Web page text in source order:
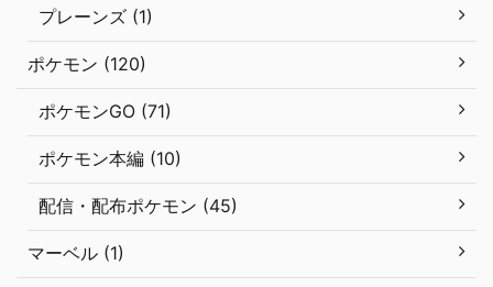
プレーンズ (1)
ポケモン (120)
ポケモンGO (71)
ポケモン本編 (10)
配信・配布ポケモン (45)
マーベル (1)